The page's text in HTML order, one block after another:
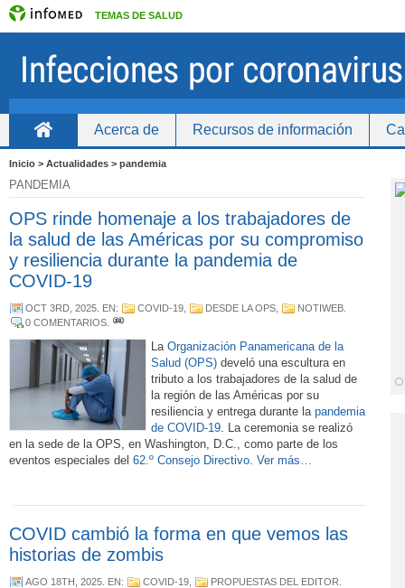
TEMAS DE SALUD
Acerca de Recursos de información
Inicio > Actualidades > pandemia
PANDEMIA
OPS rinde homenaje a los trabajadores de
la salud de las Américas por su compromiso
y resiliencia durante la pandemia de
COVID-19
OCT 3RD, 2025 . EN: COVID-19 DESDE LA OPS NOTIWEB
0 COMENTARIOS
La Organización Panamericana de la
Salud (OPS) develó una escultura en
tributo a los trabajadores de la salud de
la región de las Américas por su
resiliencia y entrega durante la pandemia
de COVID-19. La ceremonia se realizó
en la sede de la OPS, en Washington, D.C., como parte de los
eventos especiales del 62.º Consejo Directivo. Ver más…
COVID cambió la forma en que vemos las
historias de zombis
AGO 18TH, 2025 . EN: COVID-19 PROPUESTAS DEL EDITOR